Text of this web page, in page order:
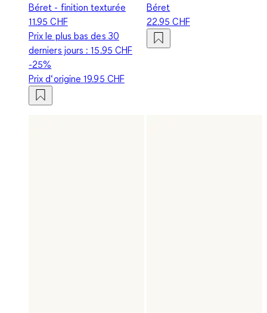
Béret - finition texturée
11.95 CHF
Prix le plus bas des 30
derniers jours :15.95 CHF
-25%
Prix d‘origine19.95 CHF
Béret
22.95 CHF